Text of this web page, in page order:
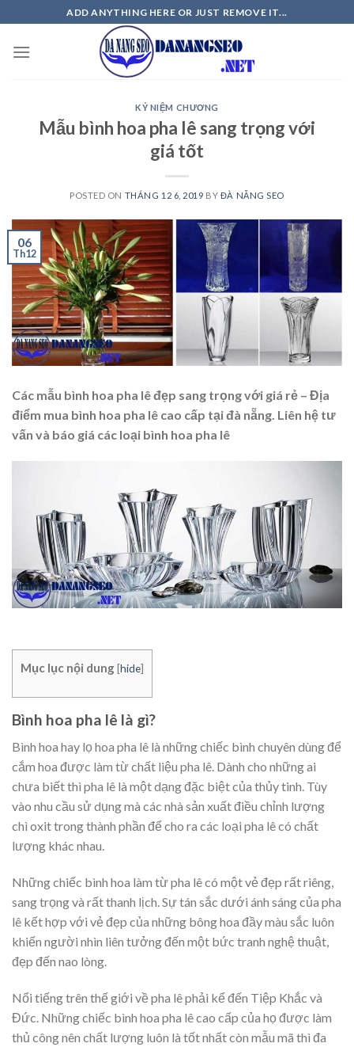
to
content
ADD ANYTHING HERE OR JUST REMOVE IT...
KỶ NIỆM CHƯƠNG
Mẫu bình hoa pha lê sang trọng với
giá tốt
POSTED ON THÁNG 12 6, 2019 BY ĐÀ NẴNG SEO
06
Th12
Các mẫu bình hoa pha lê đẹp sang trọng với giá rẻ – Địa
điểm mua bình hoa pha lê cao cấp tại đà nẵng. Liên hệ tư
vấn và báo giá các loại bình hoa pha lê
Mục lục nội dung[hide]
Bình hoa pha lê là gì?
Bình hoa hay lọ hoa pha lê là những chiếc bình chuyên dùng để
cắm hoa được làm từ chất liệu pha lê. Dành cho những ai
chưa biết thì pha lê là một dạng đặc biệt của thủy tinh. Tùy
vào nhu cầu sử dụng mà các nhà sản xuất điều chỉnh lượng
chì oxit trong thành phần để cho ra các loại pha lê có chất
lượng khác nhau.
Những chiếc bình hoa làm từ pha lê có một vẻ đẹp rất riêng,
sang trọng và rất thanh lịch. Sự tán sắc dưới ánh sáng của pha
lê kết hợp với vẻ đẹp của những bông hoa đầy màu sắc luôn
khiến người nhìn liên tưởng đến một bức tranh nghệ thuật,
đẹp đến nao lòng.
Nổi tiếng trên thế giới về pha lê phải kể đến Tiệp Khắc và
Đức. Những chiếc bình hoa pha lê cao cấp của họ được làm
thủ công nên chất lượng luôn là tốt nhất còn mẫu mã thì đa